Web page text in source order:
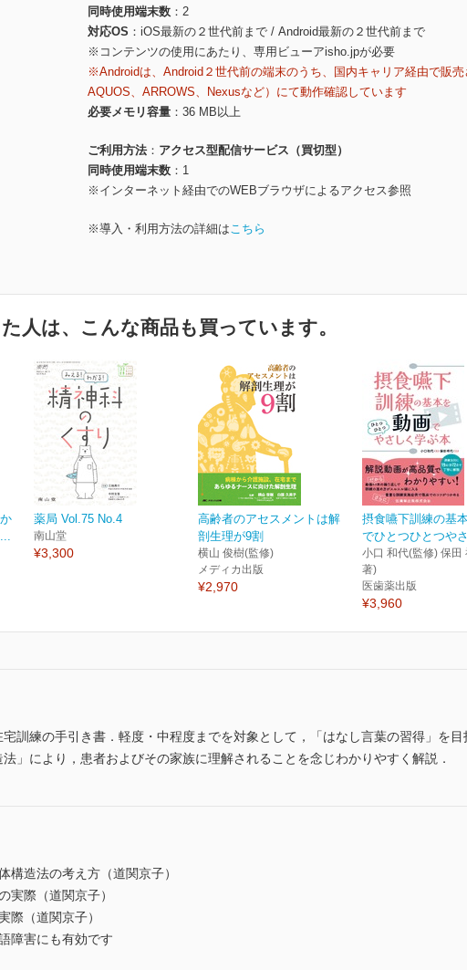
同時使用端末数
2
対応OS
iOS最新の２世代前まで / Android最新の２世代前まで
※コンテンツの使用にあたり、専用ビューアisho.jpが必要
※Androidは、Android２世代前の端末のうち、国内キャリア経由で販売
AQUOS、ARROWS、Nexusなど）にて動作確認しています
必要メモリ容量
36 MB以上
ご利用方法
アクセス型配信サービス（買切型）
同時使用端末数
1
※インターネット経由でのWEBブラウザによるアクセス参照
※導入・利用方法の詳細はこちら
人は、こんな商品も買っています。
薬局 Vol.75 No.4
南山堂
¥3,300
高齢者のアセスメントは解
剖生理が9割
横山 俊樹(監修)
メディカ出版
¥2,970
摂食嚥下訓練の基
でひとつひとつや
小口 和代(監修) 保田
著)
医歯薬出版
¥3,960
訓練の手引き書．軽度・中程度までを対象として，「はなし言葉の習得」を
」により，患者およびその家族に理解されることを念じわかりやすく解説．
造法の考え方（道関京子）
際（道関京子）
（道関京子）
障害にも有効です